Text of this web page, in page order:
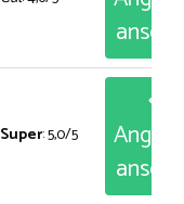
Super: 5,0/5